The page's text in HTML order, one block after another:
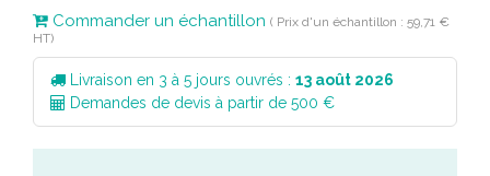
Commander un échantillon ( Prix d'un échantillon : 59,71 €
HT)
Livraison en 3 à 5 jours ouvrés : 13 août 2026
Demandes de devis à partir de 500 €